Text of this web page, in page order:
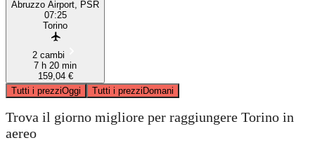
Abruzzo Airport, PSR
07:25
Torino
2 cambi
7 h 20 min
159,04 €
Tutti i prezziOggi Tutti i prezziDomani
Trova il giorno migliore per raggiungere Torino in
aereo